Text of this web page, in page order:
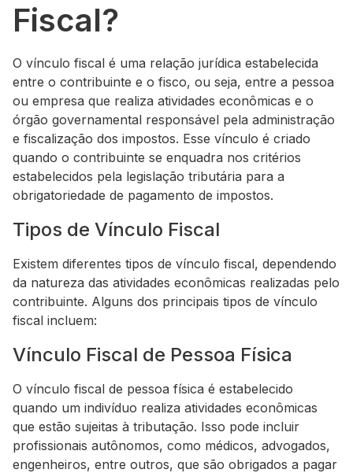
Fiscal?
O vínculo fiscal é uma relação jurídica estabelecida
entre o contribuinte e o fisco, ou seja, entre a pessoa
ou empresa que realiza atividades econômicas e o
órgão governamental responsável pela administração
e fiscalização dos impostos. Esse vínculo é criado
quando o contribuinte se enquadra nos critérios
estabelecidos pela legislação tributária para a
obrigatoriedade de pagamento de impostos.
Tipos de Vínculo Fiscal
Existem diferentes tipos de vínculo fiscal, dependendo
da natureza das atividades econômicas realizadas pelo
contribuinte. Alguns dos principais tipos de vínculo
fiscal incluem:
Vínculo Fiscal de Pessoa Física
O vínculo fiscal de pessoa física é estabelecido
quando um indivíduo realiza atividades econômicas
que estão sujeitas à tributação. Isso pode incluir
profissionais autônomos, como médicos, advogados,
engenheiros, entre outros, que são obrigados a pagar